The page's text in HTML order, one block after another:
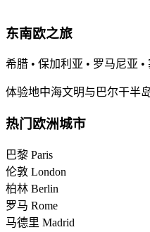
东南欧之旅
希腊 • 保加利亚 • 罗马尼亚
体验地中海文明与巴尔干半
热门欧洲城市
巴黎 Paris
伦敦 London
柏林 Berlin
罗马 Rome
马德里 Madrid